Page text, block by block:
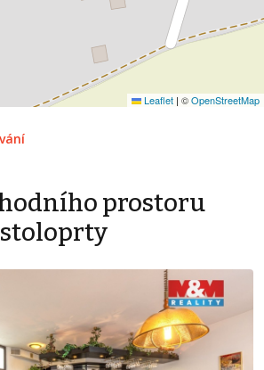
Leaflet | ©OpenStreetMap
prostoru